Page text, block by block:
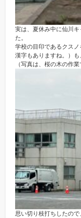
実は、夏休み中に仙川
た。
学校の目印であるクス
漢字もありますね。）も
（写真は、桜の木の作業
思い切り枝打ちしたの